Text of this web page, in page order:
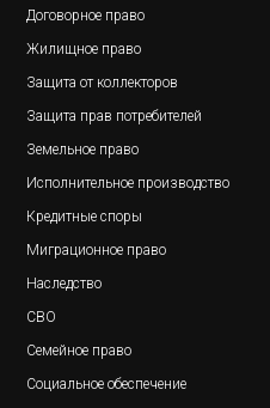
Договорное право
Жилищное право
Защита от коллекторов
Защита прав потребителей
Земельное право
Исполнительное производство
Кредитные споры
Миграционное право
Наследство
СВО
Семейное право
Социальное обеспечение